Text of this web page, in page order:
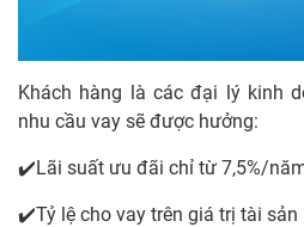
Khách hàng là các đại lý kinh
nhu cầu vay sẽ được hưởng:
✔️Lãi suất ưu đãi chỉ từ 7,5%/
✔️Tỷ lệ cho vay trên giá trị tài